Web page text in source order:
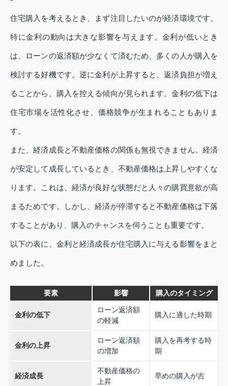
住宅購入を考えるとき、まず注目したいのが経済環境です。
特に金利の動向は大きな影響を与えます。金利が低いとき
は、ローンの返済額が少なくて済むため、多くの人が購入を
検討する好機です。逆に金利が上昇すると、返済負担が増え
ることから、購入を控える傾向が見られます。金利の低下は
住宅市場を活性化させ、価格競争が生まれることもありま
す。
また、経済成長と不動産価格の関係も無視できません。経済
が安定して成長しているとき、不動産価格は上昇しやすくな
ります。これは、経済が良好な状態だと人々の購買意欲が高
まるためです。しかし、経済が停滞すると不動産価格は下落
することがあり、購入のチャンスを伺うことも重要です。
以下の表に、金利と経済成長が住宅購入に与える影響をまと
めました。
要素 影響 購入のタイミング
金利の低下
ローン返済額
の軽減
購入に適した時期
金利の上昇
ローン返済額
の増加
購入を再考する時
期
経済成長
不動産価格の
上昇
早めの購入が吉